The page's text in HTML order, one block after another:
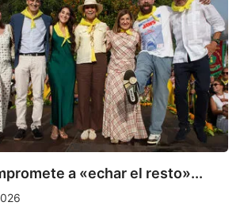
a «echar el resto»...